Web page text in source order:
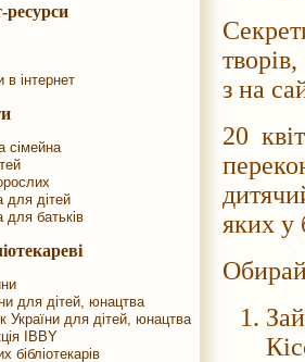
ресурси
в інтернет
сімейна
для дітей
для батьків
для дітей, юнацтва
України для дітей, юнацтва
IBBY
бібліотекарів
з на
20
яких у